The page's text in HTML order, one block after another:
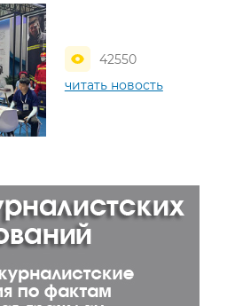
42550
читать новость